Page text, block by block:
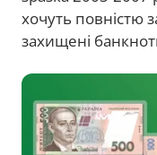
хочуть повністю
захищені